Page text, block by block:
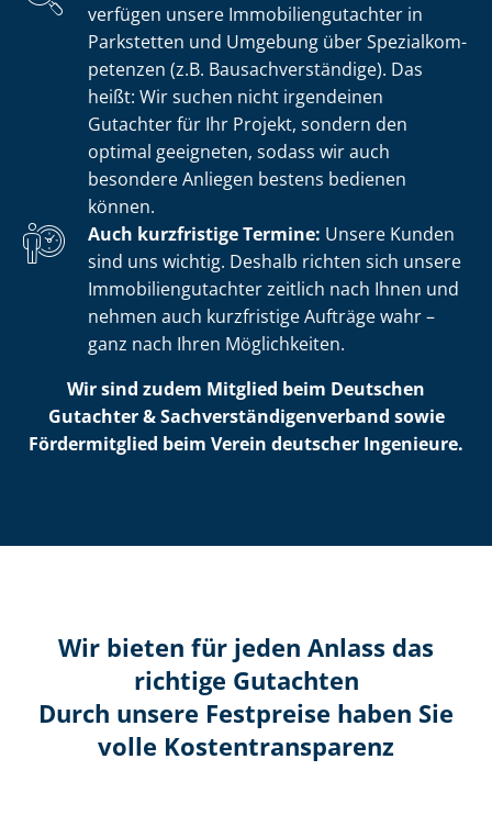
verfügen unsere Im­mo­bi­li­en­gut­ach­ter in
Parkstetten und Umgebung über Spe­zi­al­kom­
pe­ten­zen (z.B. Bau­sach­ver­stän­di­ge). Das
heißt: Wir suchen nicht irgendeinen
Gutachter für Ihr Projekt, sondern den
optimal geeigneten, sodass wir auch
besondere Anliegen bestens bedienen
können.
Auch kurzfristige Termine: Unsere Kunden
sind uns wichtig. Deshalb richten sich unsere
Im­mo­bi­li­en­gut­ach­ter zeitlich nach Ihnen und
nehmen auch kurzfristige Aufträge wahr –
ganz nach Ihren Möglichkeiten.
Wir sind zudem Mitglied beim Deutschen
Gutachter & Sach­ver­stän­di­gen­ver­band sowie
Fördermitglied beim Verein deutscher Ingenieure.
Wir bieten für jeden Anlass das
richtige Gutachten
Durch unsere Festpreise haben Sie
volle Kosten­transparenz